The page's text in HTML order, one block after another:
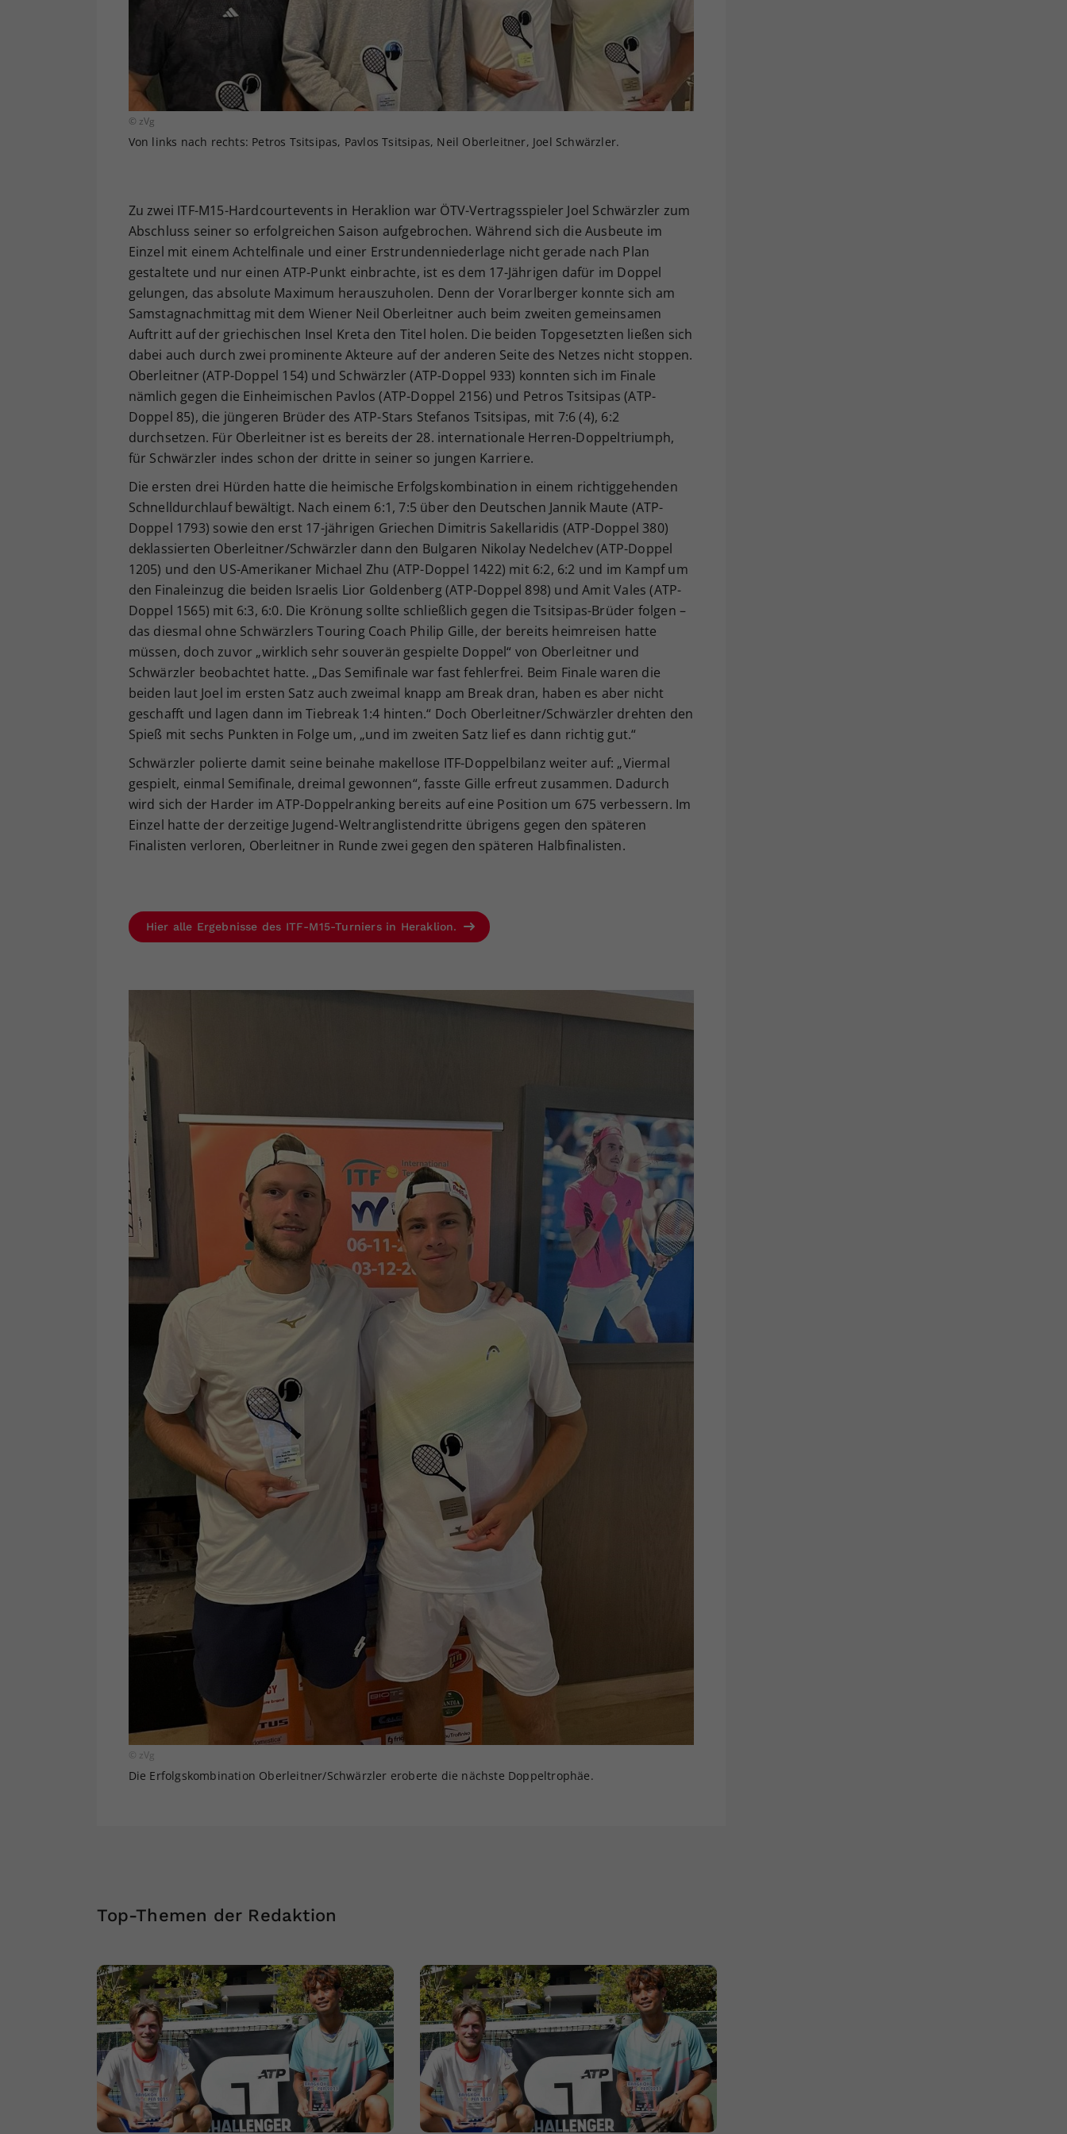
© zVg
Von links nach rechts: Petros Tsitsipas, Pavlos Tsitsipas, Neil Oberleitner, Joel Schwärzler.
Zu zwei ITF-M15-Hardcourtevents in Heraklion war ÖTV-Vertragsspieler Joel Schwärzler zum
Abschluss seiner so erfolgreichen Saison aufgebrochen. Während sich die Ausbeute im
Einzel mit einem Achtelfinale und einer Erstrundenniederlage nicht gerade nach Plan
gestaltete und nur einen ATP-Punkt einbrachte, ist es dem 17-Jährigen dafür im Doppel
gelungen, das absolute Maximum herauszuholen. Denn der Vorarlberger konnte sich am
Samstagnachmittag mit dem Wiener Neil Oberleitner auch beim zweiten gemeinsamen
Auftritt auf der griechischen Insel Kreta den Titel holen. Die beiden Topgesetzten ließen sich
dabei auch durch zwei prominente Akteure auf der anderen Seite des Netzes nicht stoppen.
Oberleitner (ATP-Doppel 154) und Schwärzler (ATP-Doppel 933) konnten sich im Finale
nämlich gegen die Einheimischen Pavlos (ATP-Doppel 2156) und Petros Tsitsipas (ATP-
Doppel 85), die jüngeren Brüder des ATP-Stars Stefanos Tsitsipas, mit 7:6 (4), 6:2
durchsetzen. Für Oberleitner ist es bereits der 28. internationale Herren-Doppeltriumph,
für Schwärzler indes schon der dritte in seiner so jungen Karriere.
Die ersten drei Hürden hatte die heimische Erfolgskombination in einem richtiggehenden
Schnelldurchlauf bewältigt. Nach einem 6:1, 7:5 über den Deutschen Jannik Maute (ATP-
Doppel 1793) sowie den erst 17-jährigen Griechen Dimitris Sakellaridis (ATP-Doppel 380)
deklassierten Oberleitner/Schwärzler dann den Bulgaren Nikolay Nedelchev (ATP-Doppel
1205) und den US-Amerikaner Michael Zhu (ATP-Doppel 1422) mit 6:2, 6:2 und im Kampf um
den Finaleinzug die beiden Israelis Lior Goldenberg (ATP-Doppel 898) und Amit Vales (ATP-
Doppel 1565) mit 6:3, 6:0. Die Krönung sollte schließlich gegen die Tsitsipas-Brüder folgen –
das diesmal ohne Schwärzlers Touring Coach Philip Gille, der bereits heimreisen hatte
müssen, doch zuvor „wirklich sehr souverän gespielte Doppel“ von Oberleitner und
Schwärzler beobachtet hatte. „Das Semifinale war fast fehlerfrei. Beim Finale waren die
beiden laut Joel im ersten Satz auch zweimal knapp am Break dran, haben es aber nicht
geschafft und lagen dann im Tiebreak 1:4 hinten.“ Doch Oberleitner/Schwärzler drehten den
Spieß mit sechs Punkten in Folge um, „und im zweiten Satz lief es dann richtig gut.“
Schwärzler polierte damit seine beinahe makellose ITF-Doppelbilanz weiter auf: „Viermal
gespielt, einmal Semifinale, dreimal gewonnen“, fasste Gille erfreut zusammen. Dadurch
wird sich der Harder im ATP-Doppelranking bereits auf eine Position um 675 verbessern. Im
Einzel hatte der derzeitige Jugend-Weltranglistendritte übrigens gegen den späteren
Finalisten verloren, Oberleitner in Runde zwei gegen den späteren Halbfinalisten.
Hier alle Ergebnisse des ITF-M15-Turniers in Heraklion.
© zVg
Die Erfolgskombination Oberleitner/Schwärzler eroberte die nächste Doppeltrophäe.
Top-Themen der Redaktion
Ihrer vorgenommen Einstellungen, falls der
Webseiten-Betreiber dies eingestellt hat.